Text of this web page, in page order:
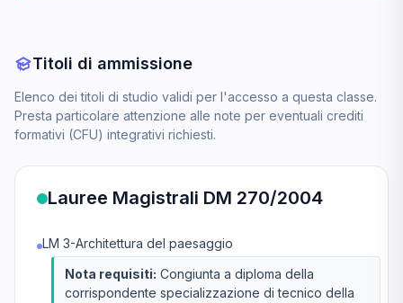
Titoli di ammissione
Elenco dei titoli di studio validi per l'accesso a questa classe.
Presta particolare attenzione alle note per eventuali crediti
formativi (CFU) integrativi richiesti.
Lauree Magistrali DM 270/2004
LM 3-Architettura del paesaggio
Nota requisiti: Congiunta a diploma della
corrispondente specializzazione di tecnico della